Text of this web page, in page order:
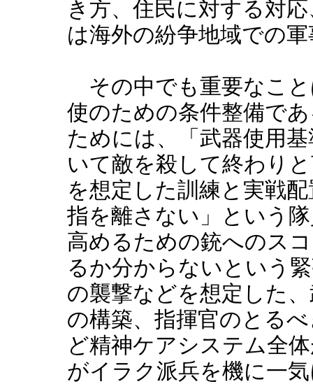
き方、住民に対する対
は海外の紛争地域での
その中でも重要なこと
使のための条件整備で
ためには、「武器使用
いて敵を殺して終わり
を想定した訓練と実戦
指を離さない」という
高めるための銃へのス
るか分からないという
の襲撃などを想定した
の構築、指揮官のとる
ど精神ケアシステム全
がイラク派兵を機に一